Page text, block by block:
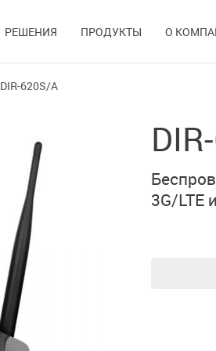
РЕШЕНИЯ ПРОДУКТЫ О
DIR-620S/A
3G/LTE и